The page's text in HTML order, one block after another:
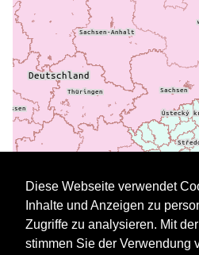
Daten werden geladen
Diese Webseite verwendet
Inhalte und Anzeigen zu
Zugriffe zu analysieren. Mit
stimmen Sie der Verwendung